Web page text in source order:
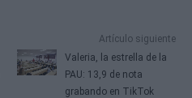
Artículo siguiente
Valeria, la estrella de la
PAU: 13,9 de nota
grabando en TikTok